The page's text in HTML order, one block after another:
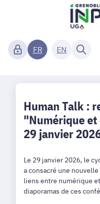
FR EN
Human Talk :
"Numérique
29 janvier
Le 29 janvier 2026, le
a consacré une
liens entre numérique
diaporamas de ces